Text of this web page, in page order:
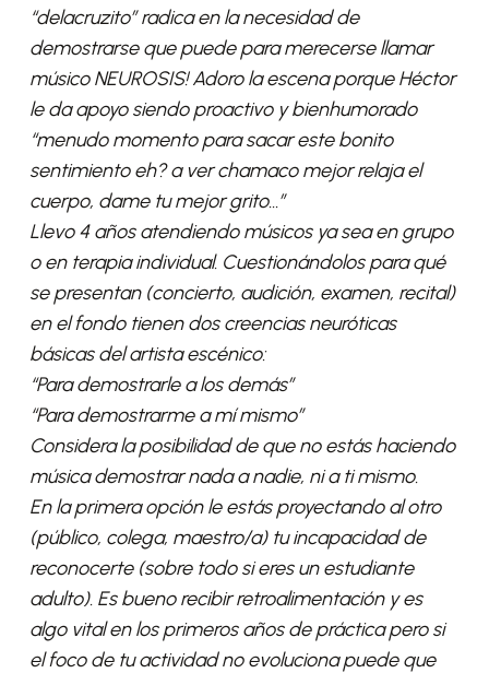
“delacruzito” radica en la necesidad de
demostrarse que puede para merecerse llamar
músico NEUROSIS! Adoro la escena porque Héctor
le da apoyo siendo proactivo y bienhumorado
“menudo momento para sacar este bonito
sentimiento eh? a ver chamaco mejor relaja el
cuerpo, dame tu mejor grito…”
Llevo 4 años atendiendo músicos ya sea en grupo
o en terapia individual. Cuestionándolos para qué
se presentan (concierto, audición, examen, recital)
en el fondo tienen dos creencias neuróticas
básicas del artista escénico:
“Para demostrarle a los demás”
“Para demostrarme a mí mismo”
Considera la posibilidad de que no estás haciendo
música demostrar nada a nadie, ni a ti mismo.
En la primera opción le estás proyectando al otro
(público, colega, maestro/a) tu incapacidad de
reconocerte (sobre todo si eres un estudiante
adulto). Es bueno recibir retroalimentación y es
algo vital en los primeros años de práctica pero si
el foco de tu actividad no evoluciona puede que